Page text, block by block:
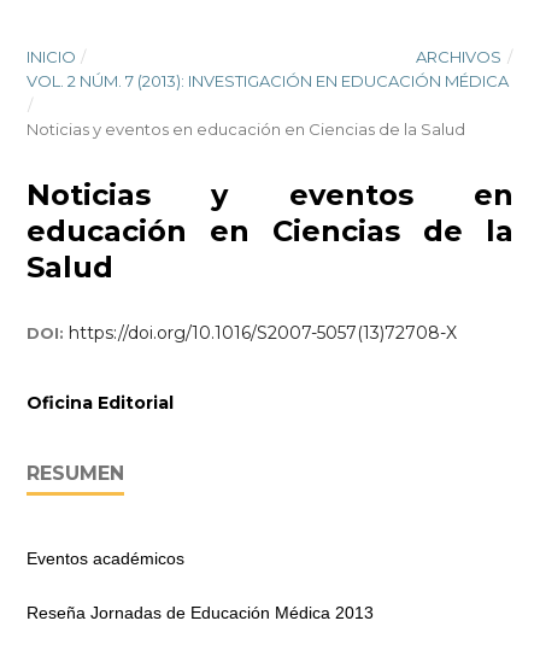
INICIO / ARCHIVOS /
VOL. 2 NÚM. 7 (2013): INVESTIGACIÓN EN EDUCACIÓN MÉDICA
/
Noticias y eventos en educación en Ciencias de la Salud
Noticias y eventos en
educación en Ciencias de la
Salud
DOI: https://doi.org/10.1016/S2007-5057(13)72708-X
Oficina Editorial
RESUMEN
Eventos académicos
Reseña Jornadas de Educación Médica 2013